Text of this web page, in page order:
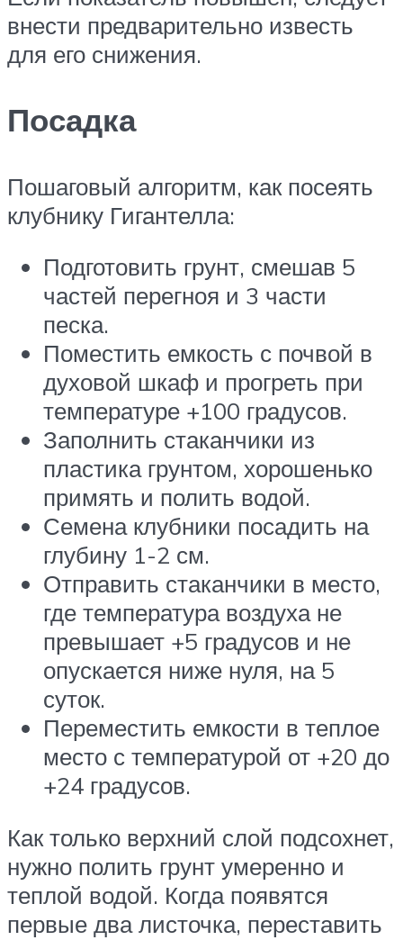
внести предварительно известь
для его снижения.
Посадка
Пошаговый алгоритм, как посеять
клубнику Гигантелла:
Подготовить грунт, смешав 5
частей перегноя и 3 части
песка.
Поместить емкость с почвой в
духовой шкаф и прогреть при
температуре +100 градусов.
Заполнить стаканчики из
пластика грунтом, хорошенько
примять и полить водой.
Семена клубники посадить на
глубину 1-2 см.
Отправить стаканчики в место,
где температура воздуха не
превышает +5 градусов и не
опускается ниже нуля, на 5
суток.
Переместить емкости в теплое
место с температурой от +20 до
+24 градусов.
Как только верхний слой подсохнет,
нужно полить грунт умеренно и
теплой водой. Когда появятся
первые два листочка, переставить